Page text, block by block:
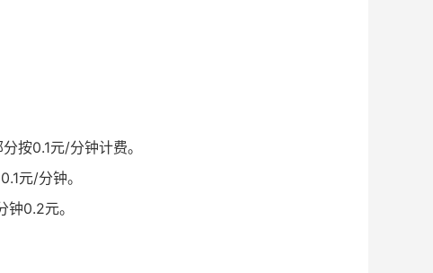
按0.1元/分钟计费。
元/分钟。
0.2元。